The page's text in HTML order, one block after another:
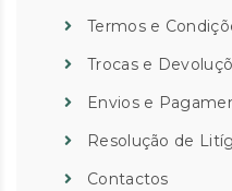
Termos e
Trocas e
Envios e
Resolução de
Contactos